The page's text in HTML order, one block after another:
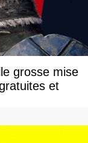
grosse mise
et